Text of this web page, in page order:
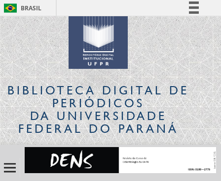
BRASIL
Simplifique!
Comunica BR
Participe
Acesso à informação
Legislação
Canais
BIBLIOTECA DIGITALDE
PERIÓDICOS
DA UNIVERSIDADE
FEDERAL DO PARANÁ